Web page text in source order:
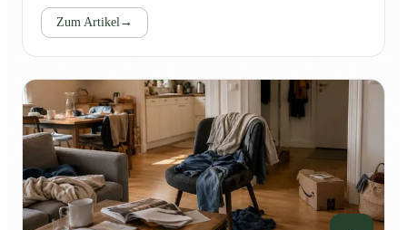
Zum Artikel→